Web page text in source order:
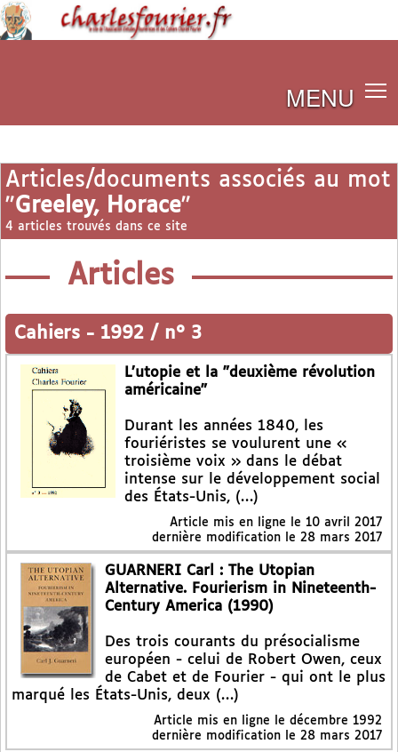
MENU
Articles/documents associés au mot
"Greeley, Horace"
4 articles trouvés dans ce site
Articles
Cahiers - 1992 / n° 3
L’utopie et la "deuxième révolution
américaine"
Durant les années 1840, les
fouriéristes se voulurent une «
troisième voix » dans le débat
intense sur le développement social
des États-Unis, (…)
Article mis en ligne le 10 avril 2017
dernière modification le 28 mars 2017
GUARNERI Carl : The Utopian
Alternative. Fourierism in Nineteenth-
Century America (1990)
Des trois courants du présocialisme
européen - celui de Robert Owen, ceux
de Cabet et de Fourier - qui ont le plus
marqué les États-Unis, deux (…)
Article mis en ligne le décembre 1992
dernière modification le 28 mars 2017